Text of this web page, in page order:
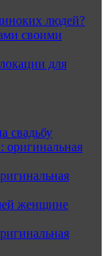
людей?
своими
для
свадьбу
оригинальная
женщине